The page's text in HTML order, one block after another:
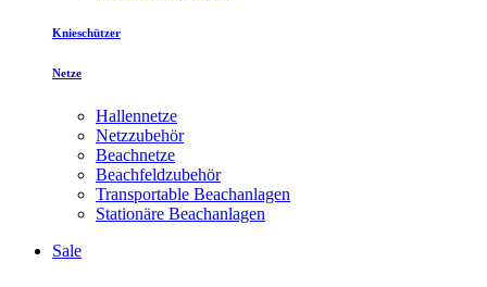
Knieschützer
Netze
Hallennetze
Netzzubehör
Beachnetze
Beachfeldzubehör
Transportable Beachanlagen
Stationäre Beachanlagen
Sale